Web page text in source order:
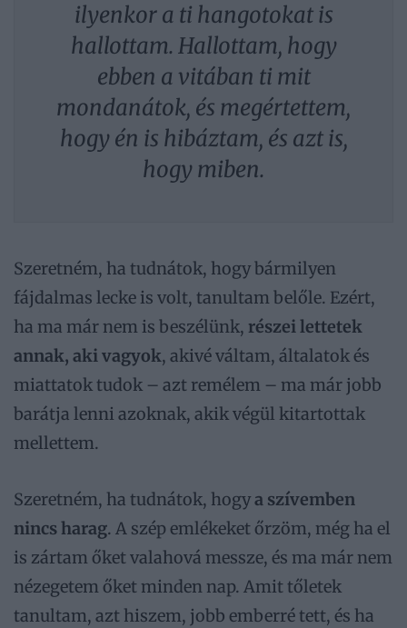
ilyenkor a ti hangotokat is
hallottam. Hallottam, hogy
ebben a vitában ti mit
mondanátok, és megértettem,
hogy én is hibáztam, és azt is,
hogy miben.
Szeretném, ha tudnátok, hogy bármilyen
fájdalmas lecke is volt, tanultam belőle. Ezért,
ha ma már nem is beszélünk, részei lettetek
annak, aki vagyok, akivé váltam, általatok és
miattatok tudok – azt remélem – ma már jobb
barátja lenni azoknak, akik végül kitartottak
mellettem.
Szeretném, ha tudnátok, hogya szívemben
nincs harag. A szép emlékeket őrzöm, még ha el
is zártam őket valahová messze, és ma már nem
nézegetem őket minden nap. Amit tőletek
tanultam, azt hiszem, jobb emberré tett, és ha